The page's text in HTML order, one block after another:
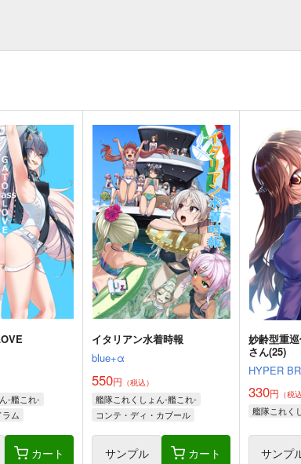
-艦これ-
ラム
カート
イタリアン水着時報
blue+α
550円 （税込）
艦隊これくしょん-艦これ-
コンテ・ディ・カブール
サンプル カート
妙齢型重
さん(25)
HYPER
330円 （税
艦隊これく
サンプ